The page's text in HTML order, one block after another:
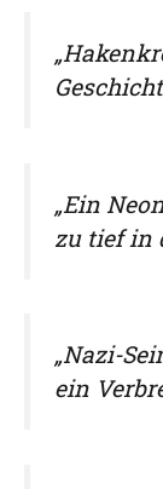
„Ein
zu tief in
„Nazi-
ein